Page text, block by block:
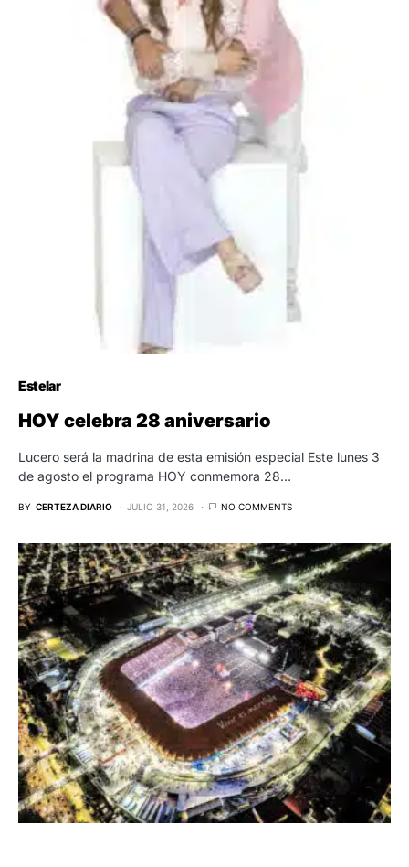
Estelar
HOY celebra 28 aniversario
Lucero será la madrina de esta emisión especial Este lunes 3
de agosto el programa HOY conmemora 28…
BY CERTEZA DIARIO JULIO 31, 2026 NO COMMENTS